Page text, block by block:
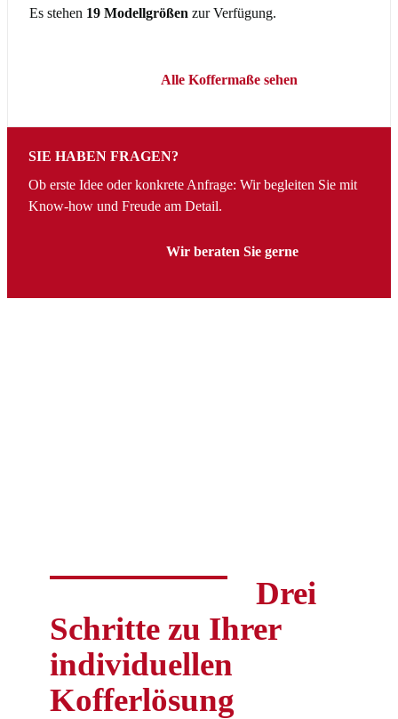
Es stehen 19 Modellgrößen zur Verfügung.
Alle Koffermaße sehen
SIE HABEN FRAGEN?
Ob erste Idee oder konkrete Anfrage: Wir begleiten Sie mit
Know-how und Freude am Detail.
Wir beraten Sie gerne
Drei
Schritte zu Ihrer
individuellen
Kofferlösung